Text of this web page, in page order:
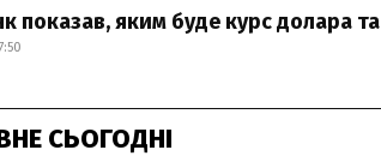
показав, яким буде курс долара та
СЬОГОДНІ